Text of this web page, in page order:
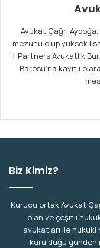
Avukat Çağrı
mezunu olup yüksek
+ Partners Avukatlık
Barosu’na kayıtlı
Biz Kimiz?
Kurucu ortak Avukat
olan ve çeşitli
avukatları ile hukuki
kurulduğu